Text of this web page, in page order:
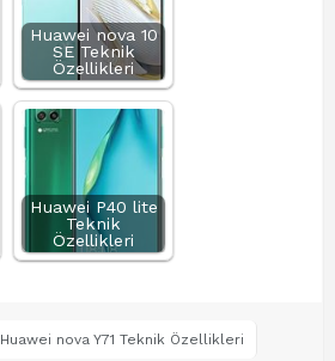
Huawei nova 10
SE Teknik
Özellikleri
Huawei P40 lite
Teknik
Özellikleri
Huawei nova Y71 Teknik Özellikleri